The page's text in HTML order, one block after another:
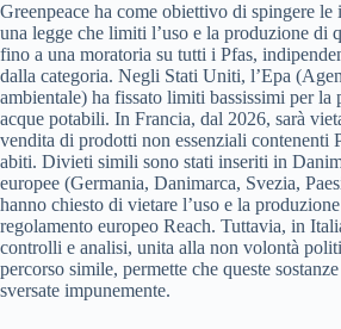
Greenpeace ha come obiettivo di spingere
una legge che limiti l’uso e la produzione di
fino a una moratoria su tutti i Pfas,
dalla categoria. Negli Stati Uniti, l’Epa
ambientale) ha fissato limiti bassissimi per la
acque potabili. In Francia, dal 2026, sarà
vendita di prodotti non essenziali contenenti
abiti. Divieti simili sono stati inseriti in
europee (Germania, Danimarca, Svezia,
hanno chiesto di vietare l’uso e la
regolamento europeo Reach. Tuttavia, in
controlli e analisi, unita alla non volontà
percorso simile, permette che queste
sversate impunemente.